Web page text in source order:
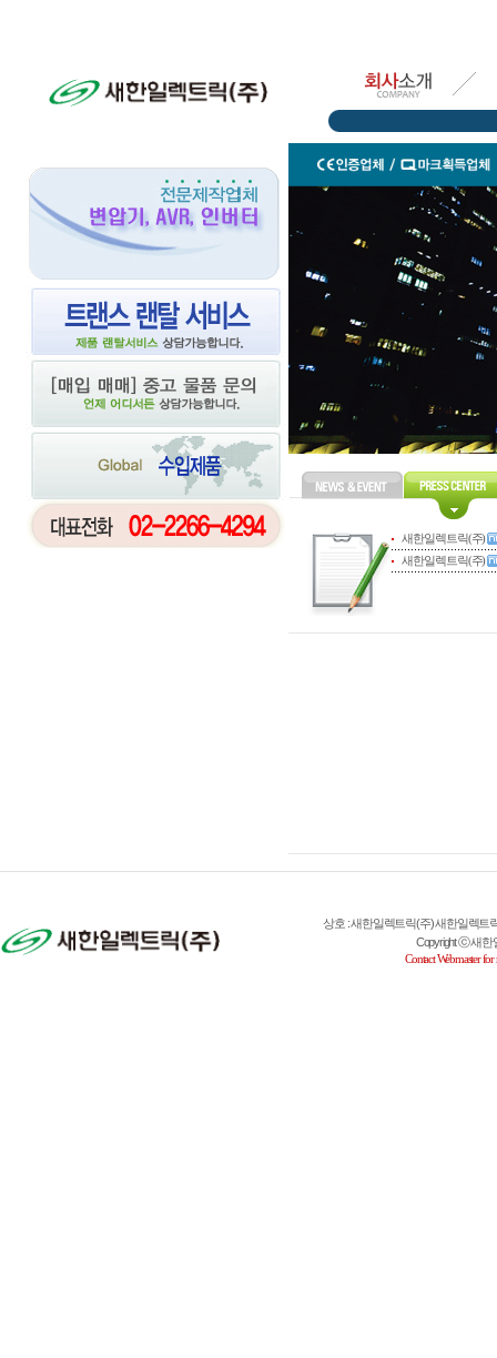
새한일렉트릭(주)
새한일렉트릭(주)
상호 : 새한일렉트릭(주) 새한일렉트
Copyright ⓒ 새한
Contact Webmaster